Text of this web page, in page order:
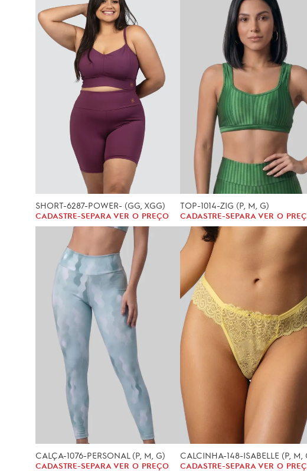
SHORT-6287-POWER- (GG, XGG)
CADASTRE-SEPARA VER O PREÇO
TOP-1014-ZIG (P, M, G)
CADASTRE-SEPARA VER O
CALÇA-1076-PERSONAL (P, M, G)
CADASTRE-SEPARA VER O PREÇO
CALCINHA-148-ISABELLE (P, M,
CADASTRE-SEPARA VER O